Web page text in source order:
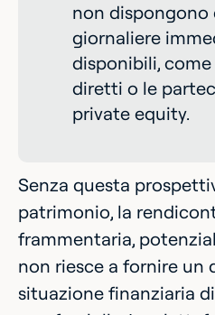
non dispongono
giornaliere
disponibili,
diretti o le
private equity.
Senza questa
patrimonio, la
frammentaria,
non riesce a fornire un
situazione finanziaria